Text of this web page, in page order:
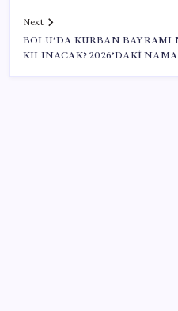
Next
BOLU’DA KURBAN
KILINACAK? 2026’DAKİ